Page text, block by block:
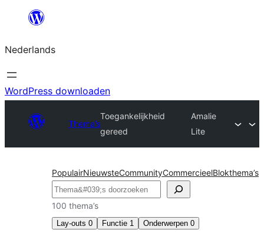
de
inhoud
Nederlands
WordPress downloaden
Thema’s
Toegankelijkheid
gereed
Amalie
Lite
PopulairNieuwsteCommunityCommercieelBlokthema’s
Zoeken
100 thema’s
Lay-outs 0 Functie 1 Onderwerpen 0